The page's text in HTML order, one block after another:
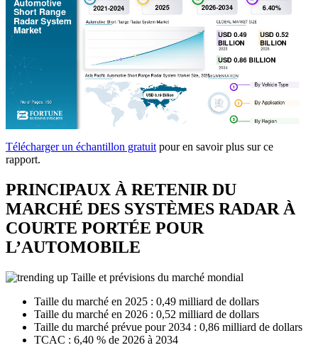
Télécharger un échantillon gratuit pour en savoir plus sur ce
rapport.
PRINCIPAUX À RETENIR DU
MARCHÉ DES SYSTÈMES RADAR À
COURTE PORTÉE POUR
L’AUTOMOBILE
Taille et prévisions du marché mondial
Taille du marché en 2025 : 0,49 milliard de dollars
Taille du marché en 2026 : 0,52 milliard de dollars
Taille du marché prévue pour 2034 : 0,86 milliard de dollars
TCAC : 6,40 % de 2026 à 2034